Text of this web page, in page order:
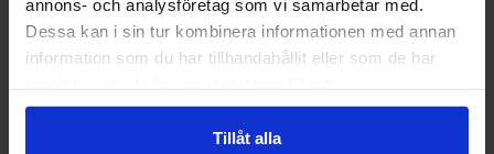
annons- och analysföretag som vi samarbetar med.
Dessa kan i sin tur kombinera informationen med annan
information som du har tillhandahållit eller som de har
Tillåt alla
ingenjörer som tog steget